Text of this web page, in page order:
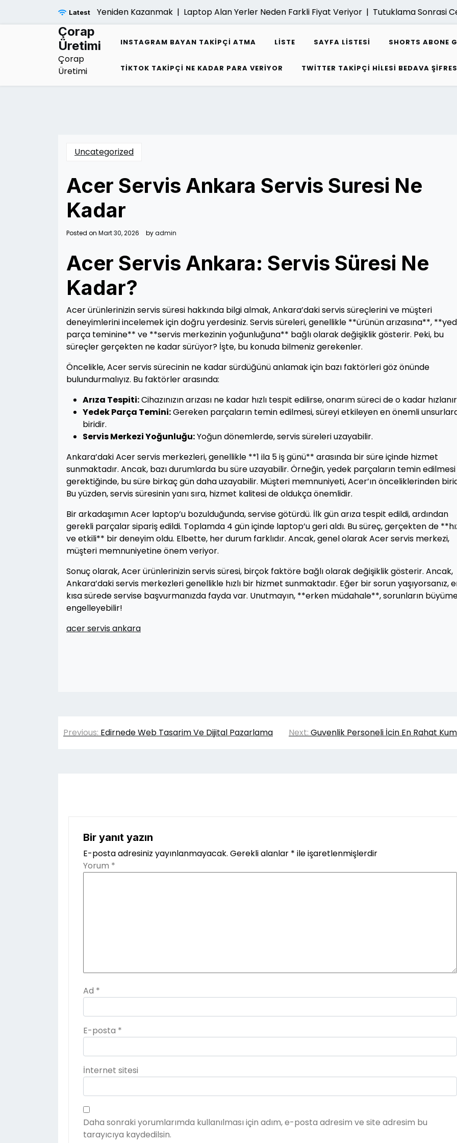
Latest
Sonrasi Umudu Yeniden Kazanmak |Laptop Alan Yerler Neden Farkli Fiyat Veriyor |Tutuklama Sonrasi
Çorap
Üretimi
Çorap
Üretimi
INSTAGRAM BAYAN TAKIPÇI ATMA LISTE SAYFA LISTESI SHORTS ABONE
TIKTOK TAKIPÇI NE KADAR PARA VERIYOR TWITTER TAKIPÇI HILESI BEDAVA
Uncategorized
Acer Servis Ankara Servis Suresi Ne
Kadar
Posted on Mart 30, 2026 byadmin
Acer Servis Ankara: Servis Süresi Ne
Kadar?
Acer ürünlerinizin servis süresi hakkında bilgi almak, Ankara’daki servis süreçlerini ve müşteri
deneyimlerini incelemek için doğru yerdesiniz. Servis süreleri, genellikle **ürünün arızasına**,
parça teminine** ve **servis merkezinin yoğunluğuna** bağlı olarak değişiklik gösterir. Peki, bu
süreçler gerçekten ne kadar sürüyor? İşte, bu konuda bilmeniz gerekenler.
Öncelikle, Acer servis sürecinin ne kadar sürdüğünü anlamak için bazı faktörleri göz önünde
bulundurmalıyız. Bu faktörler arasında:
Arıza Tespiti:Cihazınızın arızası ne kadar hızlı tespit edilirse, onarım süreci de o kadar
Yedek Parça Temini:Gereken parçaların temin edilmesi, süreyi etkileyen en önemli
biridir.
Servis Merkezi Yoğunluğu:Yoğun dönemlerde, servis süreleri uzayabilir.
Ankara’daki Acer servis merkezleri, genellikle **1 ila 5 iş günü** arasında bir süre içinde hizmet
sunmaktadır. Ancak, bazı durumlarda bu süre uzayabilir. Örneğin, yedek parçaların temin edilmesi
gerektiğinde, bu süre birkaç gün daha uzayabilir. Müşteri memnuniyeti, Acer’ın önceliklerinden
Bu yüzden, servis süresinin yanı sıra, hizmet kalitesi de oldukça önemlidir.
Bir arkadaşımın Acer laptop’u bozulduğunda, servise götürdü. İlk gün arıza tespit edildi, ardından
gerekli parçalar sipariş edildi. Toplamda 4 gün içinde laptop’u geri aldı. Bu süreç, gerçekten de
ve etkili** bir deneyim oldu. Elbette, her durum farklıdır. Ancak, genel olarak Acer servis merkezi,
müşteri memnuniyetine önem veriyor.
Sonuç olarak, Acer ürünlerinizin servis süresi, birçok faktöre bağlı olarak değişiklik gösterir. Ancak,
Ankara’daki servis merkezleri genellikle hızlı bir hizmet sunmaktadır. Eğer bir sorun yaşıyorsanız,
kısa sürede servise başvurmanızda fayda var. Unutmayın, **erken müdahale**, sorunların
engelleyebilir!
acer servis ankara
Yazı
Previous: Edirnede Web Tasarim Ve Dijital Pazarlama Next: Guvenlik Personeli İcin En Rahat
Bir yanıt yazın
E-posta adresiniz yayınlanmayacak. Gerekli alanlar * ile işaretlenmişlerdir
Yorum *
Ad *
E-posta *
İnternet sitesi
Daha sonraki yorumlarımda kullanılması için adım, e-posta adresim ve site adresim bu
tarayıcıya kaydedilsin.